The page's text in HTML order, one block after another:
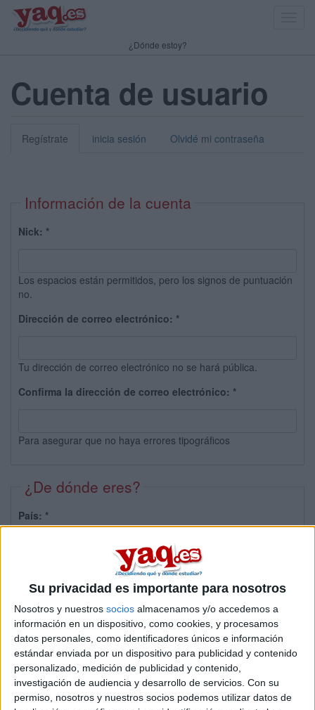
Su privacidad es importante para nosotros
Nosotros y nuestros socios almacenamos y/o accedemos a
información en un dispositivo, como cookies, y procesamos
datos personales, como identificadores únicos e información
estándar enviada por un dispositivo para publicidad y contenido
personalizado, medición de publicidad y contenido,
investigación de audiencia y desarrollo de servicios. Con su
permiso, nosotros y nuestros socios podemos utilizar datos de
¿Dónde estoy?
Cuenta de usuario
Regístrate inicia sesión Olvidé mi contraseña
Información de la cuenta
Nick: *
Los espacios están permitidos, pero los signos de puntuación
no.
Dirección de correo electrónico: *
Tu dirección de correo electrónico no se hará pública.
Confirma la dirección de correo electrónico: *
Para asegurar que no haya errores tipográficos
¿De dónde eres?
País: *
Sobre ti
Soy:*
Chico